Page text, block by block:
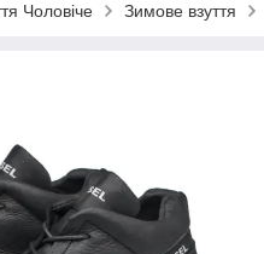
Чоловіче Зимове взуття